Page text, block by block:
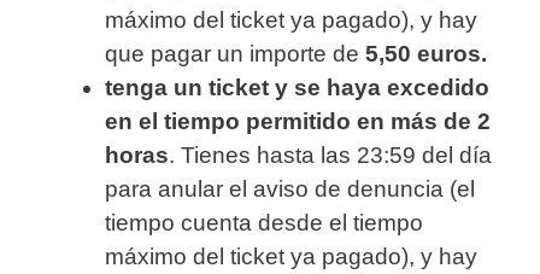
máximo del ticket ya pagado), y hay
que pagar un importe de 5,50 euros.
tenga un ticket y se haya excedido
en el tiempo permitido en más de 2
horas. Tienes hasta las 23:59 del día
para anular el aviso de denuncia (el
tiempo cuenta desde el tiempo
máximo del ticket ya pagado), y hay